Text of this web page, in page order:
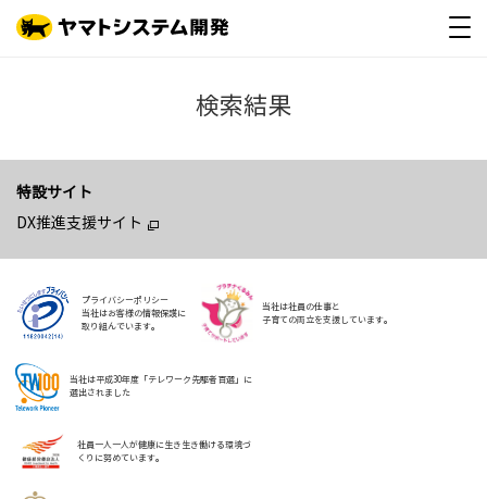
検索結果
特設サイト
DX推進支援サイト
プライバシーポリシー
当社はお客様の情報保護に
取り組んでいます。
当社は社員の仕事と
子育ての両立を支援しています。
当社は平成30年度「テレワーク先駆者百選」に
選出されました
社員一人一人が健康に生き生き働ける環境づ
くりに努めています。